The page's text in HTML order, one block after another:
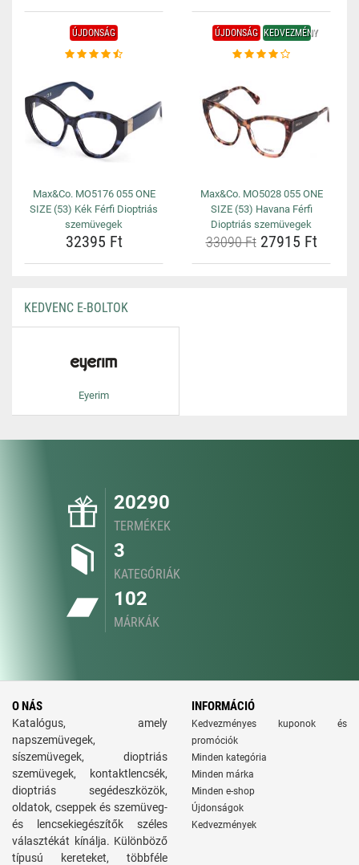
ÚJDONSÁG
Max&Co. MO5176 055 ONE
SIZE (53) Kék Férfi Dioptriás
szemüvegek
32395 Ft
ÚJDONSÁG KEDVEZMÉNY
Max&Co. MO5028 055 ONE
SIZE (53) Havana Férfi
Dioptriás szemüvegek
33090 Ft27915 Ft
KEDVENC E-BOLTOK
Eyerim
20290
TERMÉKEK
3
KATEGÓRIÁK
102
MÁRKÁK
O NÁS
Katalógus, amely
napszemüvegek,
síszemüvegek, dioptriás
szemüvegek, kontaktlencsék,
dioptriás segédeszközök,
oldatok, cseppek és szemüveg-
és lencsekiegészítők széles
választékát kínálja. Különböző
típusú kereteket, többféle
INFORMÁCIÓ
Kedvezményes kuponok és
promóciók
Minden kategória
Minden márka
Minden e-shop
Újdonságok
Kedvezmények